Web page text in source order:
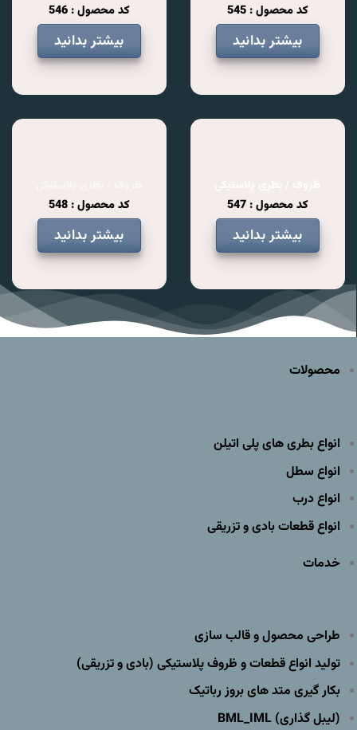
کد محصول : 545
بیشتر بدانید
کد محصول : 546
بیشتر بدانید
کد محصول : 547
بیشتر بدانید
کد محصول : 548
بیشتر بدانید
محصولات
انواع بطری های پلی اتیلن
انواع سطل
انواع درب
انواع قطعات بادی و تزریقی
خدمات
طراحی محصول و قالب سازی
تولید انواع قطعات و ظروف پلاستیکی (بادی و تزریقی)
بکار گیری متد های بروز رباتیک
(لیبل گذاری) BML_IML